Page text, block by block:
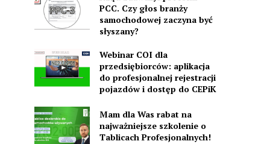
PCC. Czy głos branży
samochodowej zaczyna być
słyszany?
Webinar COI dla
przedsiębiorców: aplikacja
do profesjonalnej rejestracji
pojazdów i dostęp do CEPiK
Mam dla Was rabat na
najważniejsze szkolenie o
Tablicach Profesjonalnych!